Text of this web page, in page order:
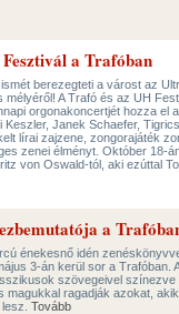
a Trafóban
berezegteti a várost az
mélyéről! A Trafó és az UH
orgonakoncertjét hozza el
Keszler, Janek Schaefer,
lírai zajzene, zongorajáték
zenei élményt. Október 18-
von Oswald-tól, aki ezúttal
a
énekesnő idén
3-án kerül sor a Trafóban.
szövegeivel
magukkal ragadják azokat,
Tovább